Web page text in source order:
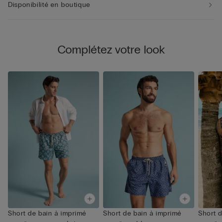
Disponibilité en boutique
Complétez votre look
Short de bain à imprimé
Short de bain à imprimé
Short